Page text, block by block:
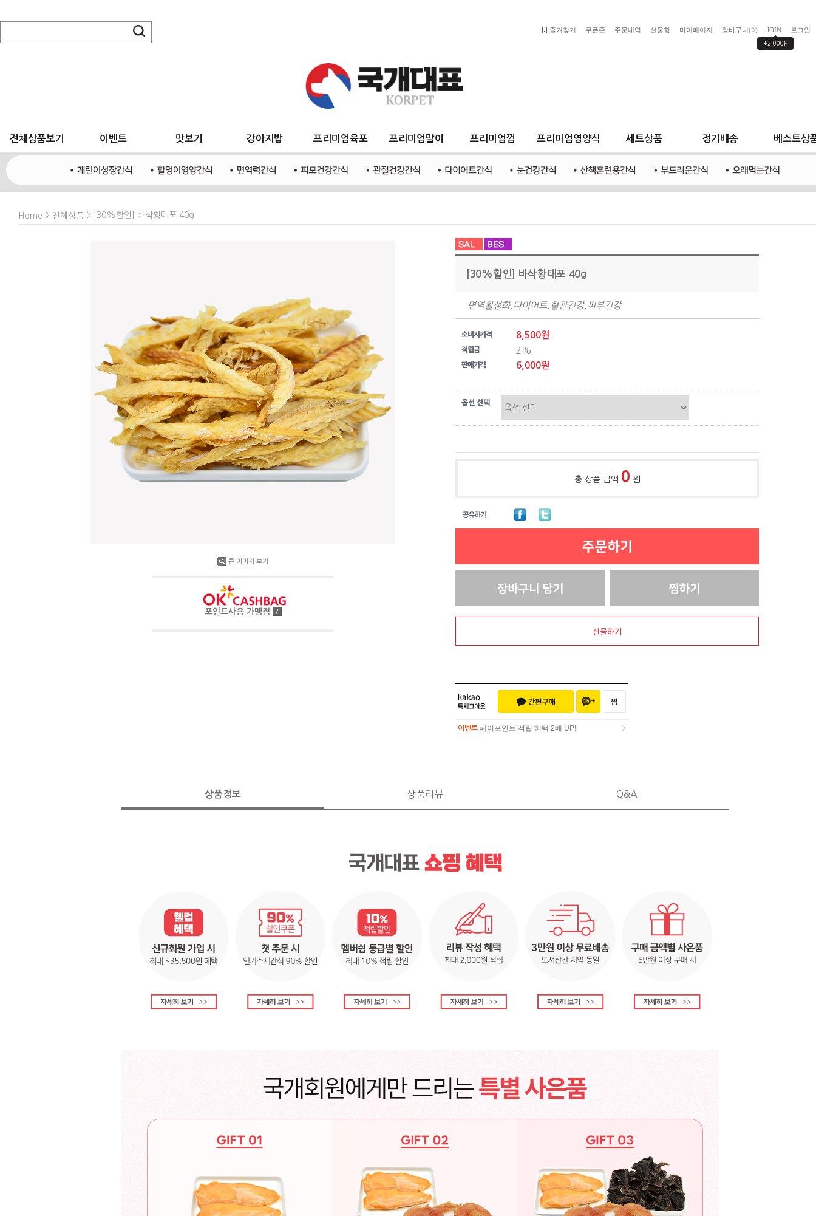
로그인
JOIN
+2,000P
장바구니(0)
마이페이지
선물함
주문내역
쿠폰존
즐겨찾기
전체상품보기 이벤트 맛보기 강아지밥 프리미엄육포 프리미엄말이 프리미엄껌 프리미엄영양식 세트상품 정기배송 베스트상
Home > 전체상품 > [30%할인] 바삭황태포 40g
큰 이미지 보기
포인트사용 가맹점 ?
[30%할인] 바삭황태포 40g
면역활성화,다이어트,혈관건강,피부건강
소비자가격 8,500원
적립금 2%
판매가격 6,000원
옵션 선택
총 상품 금액 0 원
선물하기
이벤트 페이포인트 적립 혜택 2배 UP!
상품정보 상품리뷰 Q&A